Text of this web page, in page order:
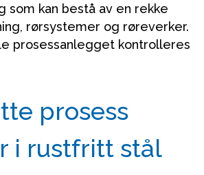
som kan bestå av en rekke
rørsystemer og røreverker.
prosessanlegget kontrolleres
prosess
i rustfritt stål